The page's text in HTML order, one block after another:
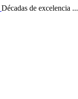
Décadas de excelencia ...